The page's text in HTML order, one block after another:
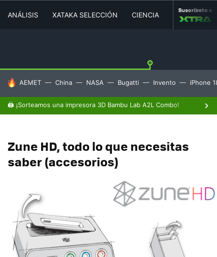
ANÁLISIS XATAKA SELECCIÓN CIENCIA MOVILIDAD
Suscríbete a
HOY SE HABLA DE
AEMET China NASA Bugatti Invento iPhone
🖨️ ¡Sorteamos una impresora 3D Bambu Lab A2L Combo!
Zune HD, todo lo que necesitas
saber (accesorios)